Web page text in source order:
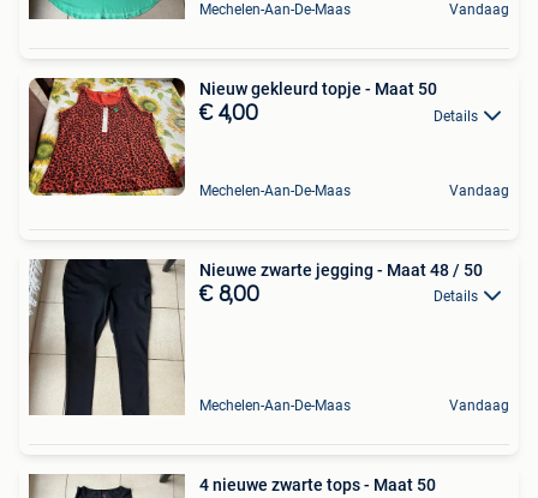
Mechelen-Aan-De-Maas Vandaag
Nieuw gekleurd topje - Maat 50
€ 4,00 Details
Mechelen-Aan-De-Maas Vandaag
Nieuwe zwarte jegging - Maat 48 / 50
€ 8,00 Details
Mechelen-Aan-De-Maas Vandaag
4 nieuwe zwarte tops - Maat 50